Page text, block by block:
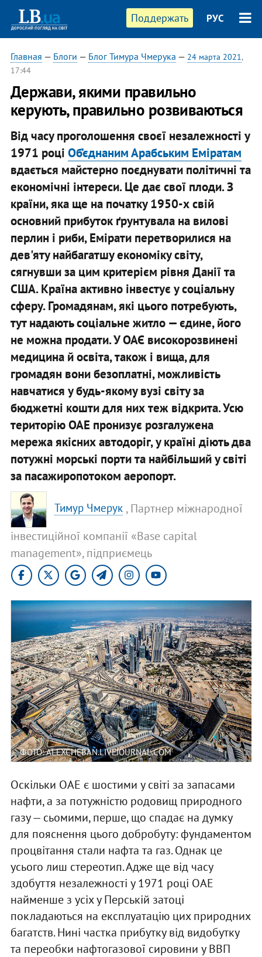
Поддержать РУС
Главная — Блоги — Блог Тимура Чмерука — 24 марта 2021,
17:44
Держави, якими правильно
керують, правильно розвиваються
Від часу проголошення своєї незалежності у
1971 році Об’єднаним Арабським Еміратам
вдається майстерно поєднувати політичні та
економічні інтереси. Це дає свої плоди. З
країни, яка ще на початку 1950-х свій
основний прибуток ґрунтувала на вилові
перлин і риби, Емірати перетворилися на
дев'яту найбагатшу економіку світу,
сягнувши за цим критерієм рівня Данії та
США. Країна активно інвестує у соціальну
сферу. Громадянам, які цього потребують,
тут надають соціальне житло — єдине, його
не можна продати. У ОАЄ високорозвинені
медицина й освіта, також і вища, для
громадян вони безоплатні, можливість
навчатися у будь-якому вузі світу за
бюджетні кошти для них теж відкрита. Усю
територію ОАЕ пронизує розгалужена
мережа якісних автодоріг, у країні діють два
потужні морські порти та найбільший у світі
за пасажиропотоком аеропорт.
Тимур Чмерук , Партнер міжнародної
інвестиційної компанії «Base capital
management», підприємець
ФОТО: ALEXCHEBAN.LIVEJOURNAL.COM
Оскільки ОАЕ є шостими у світі за запасами
нафти, а за потужністю родовищ природного
газу — сьомими, перше, що спадає на думку
для пояснення цього добробуту: фундаментом
процвітання стали нафта та газ. Однак це
усього лиш стереотип. Адже ще від часу
здобуття незалежності у 1971 році ОАЕ
найменше з усіх у Перській затоці
покладаються на експлуатацію цих природних
багатств. Нині частка прибутку від видобутку
та переобки нафтогазової сировини у ВВП